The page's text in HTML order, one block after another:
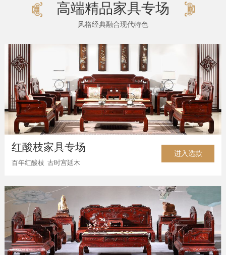
高端精品家具专场
风格经典融合现代特色
红酸枝家具专场
百年红酸枝 古时宫廷木
进入选款